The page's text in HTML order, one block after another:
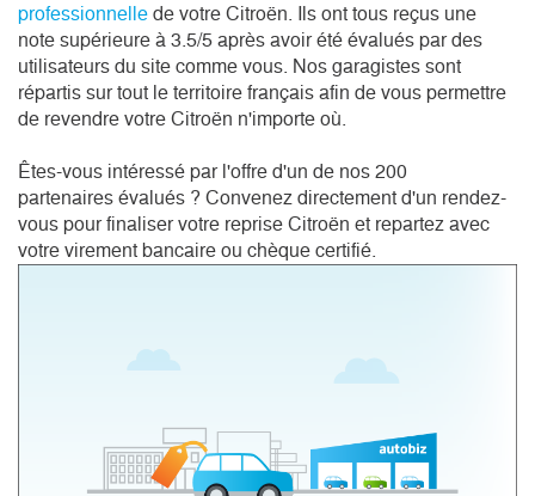
professionnelle de votre Citroën. Ils ont tous reçus une
note supérieure à 3.5/5 après avoir été évalués par des
utilisateurs du site comme vous. Nos garagistes sont
répartis sur tout le territoire français afin de vous permettre
de revendre votre Citroën n'importe où.
Êtes-vous intéressé par l'offre d'un de nos 200
partenaires évalués ? Convenez directement d'un rendez-
vous pour finaliser votre reprise Citroën et repartez avec
votre virement bancaire ou chèque certifié.